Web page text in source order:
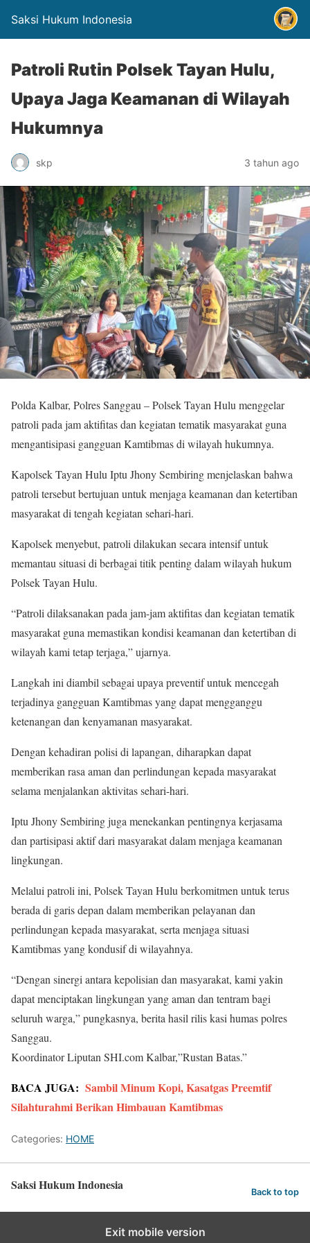
Saksi Hukum Indonesia
Patroli Rutin Polsek Tayan Hulu,
Upaya Jaga Keamanan di Wilayah
Hukumnya
skp 3 tahun ago
Polda Kalbar, Polres Sanggau – Polsek Tayan Hulu menggelar
patroli pada jam aktifitas dan kegiatan tematik masyarakat guna
mengantisipasi gangguan Kamtibmas di wilayah hukumnya.
Kapolsek Tayan Hulu Iptu Jhony Sembiring menjelaskan bahwa
patroli tersebut bertujuan untuk menjaga keamanan dan ketertiban
masyarakat di tengah kegiatan sehari-hari.
Kapolsek menyebut, patroli dilakukan secara intensif untuk
memantau situasi di berbagai titik penting dalam wilayah hukum
Polsek Tayan Hulu.
“Patroli dilaksanakan pada jam-jam aktifitas dan kegiatan tematik
masyarakat guna memastikan kondisi keamanan dan ketertiban di
wilayah kami tetap terjaga,” ujarnya.
Langkah ini diambil sebagai upaya preventif untuk mencegah
terjadinya gangguan Kamtibmas yang dapat mengganggu
ketenangan dan kenyamanan masyarakat.
Dengan kehadiran polisi di lapangan, diharapkan dapat
memberikan rasa aman dan perlindungan kepada masyarakat
selama menjalankan aktivitas sehari-hari.
Iptu Jhony Sembiring juga menekankan pentingnya kerjasama
dan partisipasi aktif dari masyarakat dalam menjaga keamanan
lingkungan.
Melalui patroli ini, Polsek Tayan Hulu berkomitmen untuk terus
berada di garis depan dalam memberikan pelayanan dan
perlindungan kepada masyarakat, serta menjaga situasi
Kamtibmas yang kondusif di wilayahnya.
“Dengan sinergi antara kepolisian dan masyarakat, kami yakin
dapat menciptakan lingkungan yang aman dan tentram bagi
seluruh warga,” pungkasnya, berita hasil rilis kasi humas polres
Sanggau.
Koordinator Liputan SHI.com Kalbar,”Rustan Batas.”
BACA JUGA: Sambil Minum Kopi, Kasatgas Preemtif
Silahturahmi Berikan Himbauan Kamtibmas
Categories: HOME
Saksi Hukum Indonesia Back to top
Exit mobile version